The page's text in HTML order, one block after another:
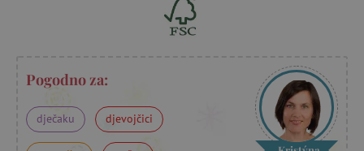
Pogodno za:
dječaku djevojčici